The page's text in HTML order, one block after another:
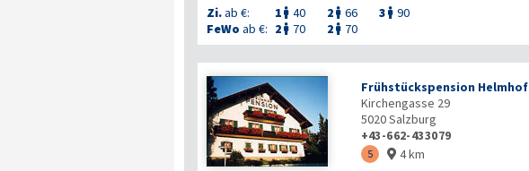
Zi.ab €: 1  40 2  66 3  90
FeWo ab €: 2  70 2  70
Frühstückspension Helmhof
Kirchengasse 29
5020Salzburg
+43-662-433079
5  4 km